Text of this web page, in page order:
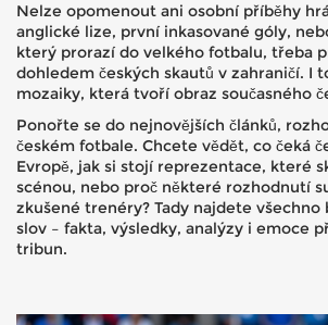
Nelze opomenout ani osobní příběhy
anglické lize, první inkasované góly,
který prorazí do velkého fotbalu, třeba
dohledem českých skautů v zahraničí. I
mozaiky, která tvoří obraz současného
Ponořte se do nejnovějších článků,
českém fotbale. Chcete vědět, co čeká
Evropě, jak si stojí reprezentace, které
scénou, nebo proč některé rozhodnutí
zkušené trenéry? Tady najdete všechno
slov – fakta, výsledky, analýzy i emoce
tribun.